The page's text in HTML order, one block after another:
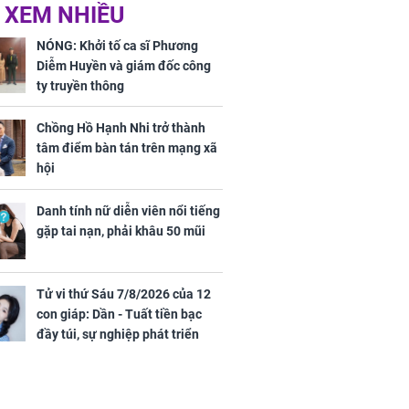
ở chợ lại có
dụng tốt
đứa con giống mình
như đúc nhưng bí mật
phía sau gây sốc
Sáu
12 con
sự nghiệp
hưng thịnh,
tài lộc ảm
NHIỀU
NÓNG: Khởi tố ca sĩ Phương
Diễm Huyền và giám đốc công
ty truyền thông
Chồng Hồ Hạnh Nhi trở thành
tâm điểm bàn tán trên mạng xã
hội
Danh tính nữ diễn viên nổi tiếng
gặp tai nạn, phải khâu 50 mũi
Tử vi thứ Sáu 7/8/2026 của 12
con giáp: Dần - Tuất tiền bạc
đầy túi, sự nghiệp phát triển